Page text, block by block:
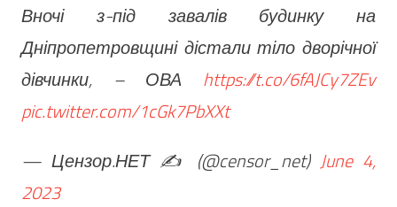
Вночі з-під завалів будинку на
Дніпропетровщині дістали тіло дворічної
дівчинки, – ОВА https://t.co/6fAJCy7ZEv
pic.twitter.com/1cGk7PbXXt
— Цензор.НЕТ ✍️ (@censor_net)June 4,
2023